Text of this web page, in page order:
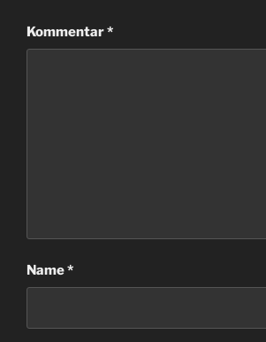
Kommentar*
Name*